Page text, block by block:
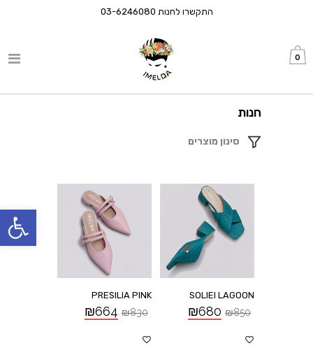
פתח
התקשרו לחנות 03-6246080
0
חנות
סינון מוצרים
SOLIEI LAGOON
₪850
₪680
PRESILIA PINK
₪830
₪664